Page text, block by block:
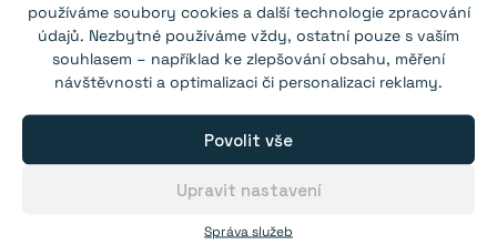
používáme soubory cookies a další technologie zpracování
údajů. Nezbytné používáme vždy, ostatní pouze s vaším
souhlasem – například ke zlepšování obsahu, měření
návštěvnosti a optimalizaci či personalizaci reklamy.
Správa služeb
Povolit vše
Upravit nastavení
Kliknutím na tlačítko "Souhlasím"
povolíte Youtube
Zásady cookies